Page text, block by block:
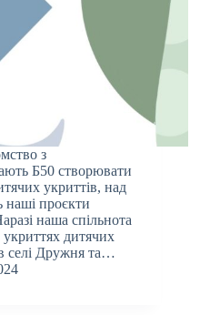
з
Б50 створювати
укриттів, над
проєкти
наша спільнота
дитячих
селі Дружня та…